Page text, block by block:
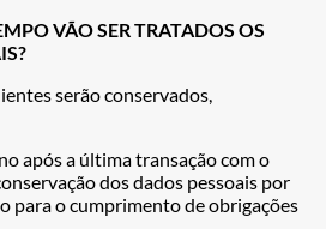
VÃO SER TRATADOS OS
serão conservados,
após a última transação com o
dos dados pessoais por
para o cumprimento de obrigações